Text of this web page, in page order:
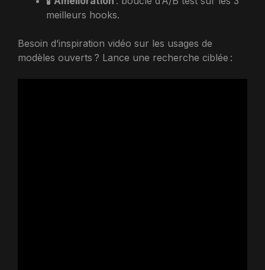
meilleurs hooks.
Besoin d’inspiration vidéo sur les usages de
modèles ouverts ? Lance une recherche ciblée :